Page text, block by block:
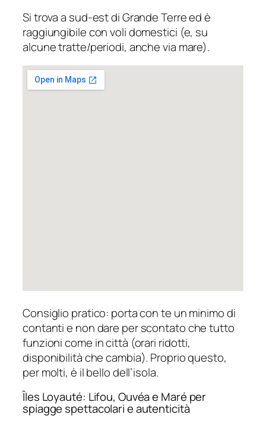
Si trova a sud-est di Grande Terre ed è
raggiungibile con voli domestici (e, su
alcune tratte/periodi, anche via mare).
Consiglio pratico: porta con te un minimo di
contanti e non dare per scontato che tutto
funzioni come in città (orari ridotti,
disponibilità che cambia). Proprio questo,
per molti, è il bello dell’isola.
Îles Loyauté: Lifou, Ouvéa e Maré per
spiagge spettacolari e autenticità